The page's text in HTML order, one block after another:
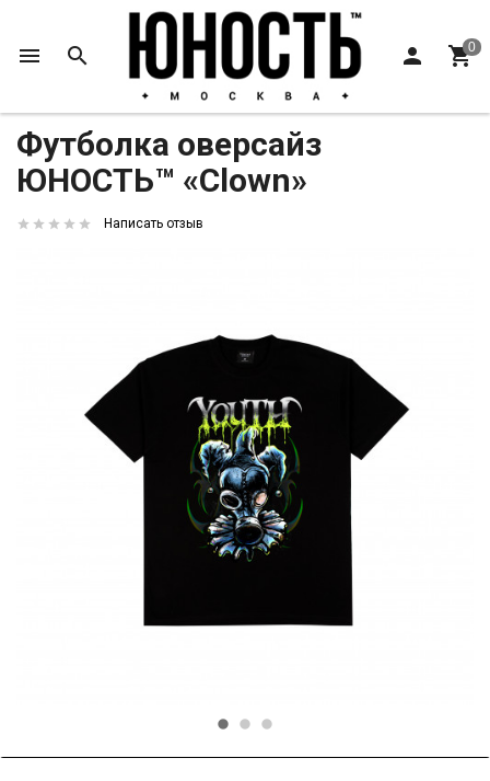
Футболка оверсайз ЮНОСТЬ™ «Clown»
Футболка оверсайз
ЮНОСТЬ™ «Clown»
Написать отзыв